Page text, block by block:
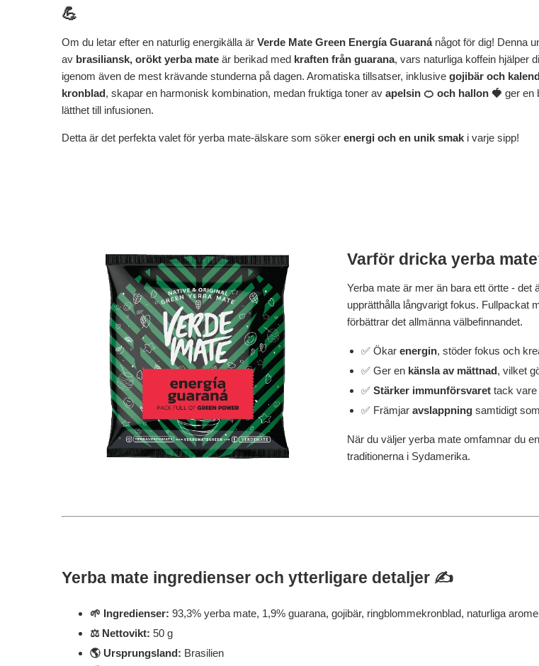
💪
Om du letar efter en naturlig energikälla är Verde Mate Green Energía Guaranánågot för dig! Denna
av brasiliansk, orökt yerba mate är berikad med kraften från guarana, vars naturliga koffein hjälper
igenom även de mest krävande stunderna på dagen. Aromatiska tillsatser, inklusive gojibär och
kronblad, skapar en harmonisk kombination, medan fruktiga toner av apelsin 🍊 och hallon 🍓 ger en
lätthet till infusionen.
Detta är det perfekta valet för yerba mate-älskare som söker energi och en unik smak i varje sipp!
Varför dricka yerba
Yerba mate är mer än bara ett örtte - det
upprätthålla långvarigt fokus. Fullpackat
förbättrar det allmänna välbefinnandet.
✅ Ökarenergin, stöder fokus och
✅ Ger en känsla av mättnad, vilket
✅Stärker immunförsvaret tack vare
✅ Främjaravslappning samtidigt
När du väljer yerba mate omfamnar du
traditionerna i Sydamerika.
Yerba mate ingredienser och ytterligare detaljer ✍️
🌱 Ingredienser: 93,3% yerba mate, 1,9% guarana, gojibär, ringblommekronblad, naturliga
⚖️ Nettovikt: 50 g
🌎 Ursprungsland: Brasilien